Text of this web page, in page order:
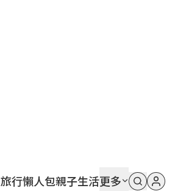
旅行懶人包親子生活更多